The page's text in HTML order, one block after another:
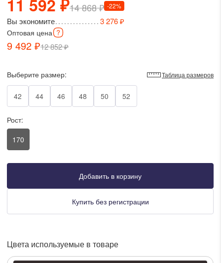
в WhatsApp
в Viber
в Telegram
в Max
колл-центра:
14 868 ₽ -22%
11 592 ₽
Вы экономите 3 276 ₽
Оптовая цена
9 492 ₽12 852 ₽
Выберите размер: Таблица размеров
42 44 46 48 50 52
Рост:
170
Добавить в корзину
Купить без регистрации
Цвета используемые в товаре